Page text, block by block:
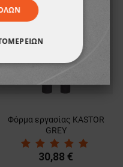
Φόρμα εργασίας KASTOR
GREY
30,88 €
ΣΤΌΧΕΥΣΗΣ